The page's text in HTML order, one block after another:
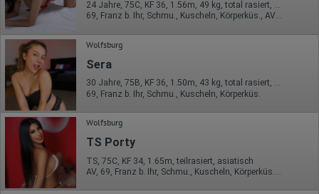
24 Jahre, 75C, KF 36, 1.56m, 49 kg, total rasiert, asiatisch
69, Franz b. Ihr, Schmu., Kuscheln, Körperküs., AV b. Ihm, ZAp, Mast.
Wolfsburg
Sera
30 Jahre, 75B, KF 36, 1.50m, 43 kg, total rasiert, asiatisch
69, Franz b. Ihr, Schmu., Kuscheln, Körperküs.
Wolfsburg
TS Porty
TS, 75C, KF 34, 1.65m, teilrasiert, asiatisch
AV, 69, Franz b. Ihr, Schmu., Kuscheln, Körperküs., EL, Mast.